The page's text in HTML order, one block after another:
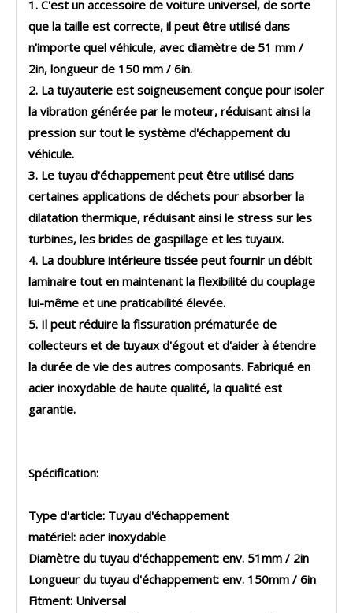
1. C'est un accessoire de voiture universel, de sorte
que la taille est correcte, il peut être utilisé dans
n'importe quel véhicule, avec diamètre de 51 mm /
2in, longueur de 150 mm / 6in.
2. La tuyauterie est soigneusement conçue pour isoler
la vibration générée par le moteur, réduisant ainsi la
pression sur tout le système d'échappement du
véhicule.
3. Le tuyau d'échappement peut être utilisé dans
certaines applications de déchets pour absorber la
dilatation thermique, réduisant ainsi le stress sur les
turbines, les brides de gaspillage et les tuyaux.
4. La doublure intérieure tissée peut fournir un débit
laminaire tout en maintenant la flexibilité du couplage
lui-même et une praticabilité élevée.
5. Il peut réduire la fissuration prématurée de
collecteurs et de tuyaux d'égout et d'aider à étendre
la durée de vie des autres composants. Fabriqué en
acier inoxydable de haute qualité, la qualité est
garantie.
Spécification:
Type d'article: Tuyau d'échappement
matériel: acier inoxydable
Diamètre du tuyau d'échappement: env. 51mm / 2in
Longueur du tuyau d'échappement: env. 150mm / 6in
Fitment: Universal